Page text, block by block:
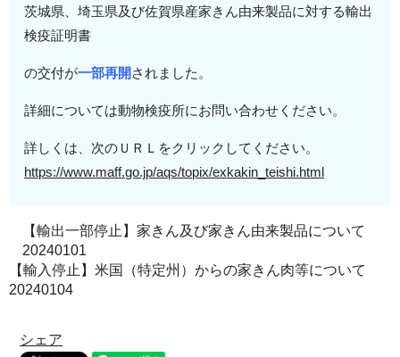
茨城県、埼玉県及び佐賀県産家きん由来製品に対する輸出
検疫証明書
の交付が一部再開 されました。
詳細については動物検疫所にお問い合わせください。
詳しくは、次のＵＲＬをクリックしてください。
https://www.maff.go.jp/aqs/topix/exkakin_teishi.html
【輸出一部停止】家きん及び家きん由来製品について
20240101
【輸入停止】米国（特定州）からの家きん肉等について
20240104
シェア